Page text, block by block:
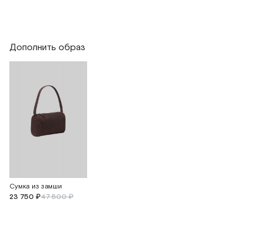
Дополнить образ
Сумка из замши
23 750 ₽47 500 ₽